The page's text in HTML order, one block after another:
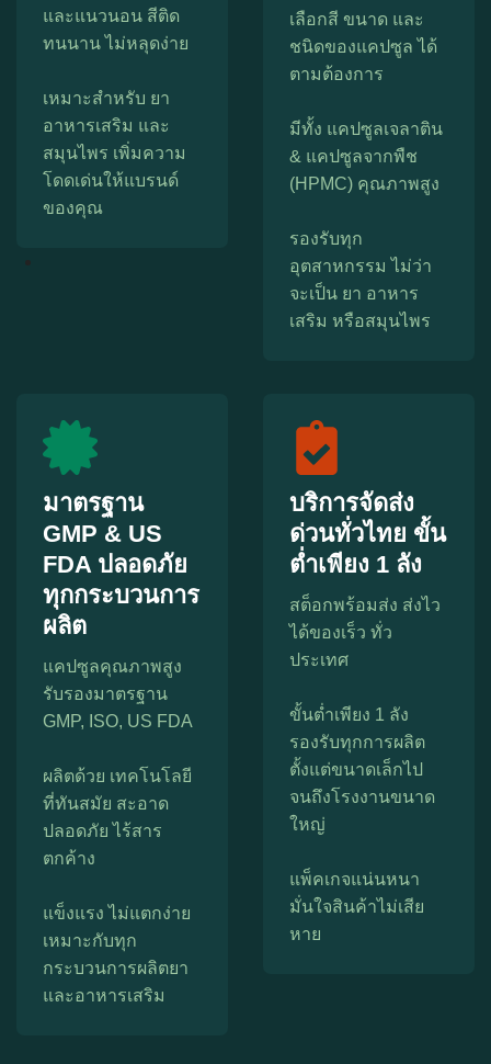
และแนวนอน สีติด
ทนนาน ไม่หลุดง่าย
เหมาะสำหรับ ยา
อาหารเสริม และ
สมุนไพร เพิ่มความ
โดดเด่นให้แบรนด์
ของคุณ
เลือกสี ขนาด และ
ชนิดของแคปซูล ได้
ตามต้องการ
มีทั้ง แคปซูลเจลาติน
& แคปซูลจากพืช
(HPMC) คุณภาพสูง
รองรับทุก
อุตสาหกรรม ไม่ว่า
จะเป็น ยา อาหาร
เสริม หรือสมุนไพร
มาตรฐาน
GMP & US
FDA ปลอดภัย
ทุกกระบวนการ
ผลิต
แคปซูลคุณภาพสูง
รับรองมาตรฐาน
GMP, ISO, US FDA
ผลิตด้วย เทคโนโลยี
ที่ทันสมัย สะอาด
ปลอดภัย ไร้สาร
ตกค้าง
แข็งแรง ไม่แตกง่าย
เหมาะกับทุก
กระบวนการผลิตยา
และอาหารเสริม
บริการจัดส่ง
ด่วนทั่วไทย ขั้น
ต่ำเพียง 1 ลัง
สต็อกพร้อมส่ง ส่งไว
ได้ของเร็ว ทั่ว
ประเทศ
ขั้นต่ำเพียง 1 ลัง
รองรับทุกการผลิต
ตั้งแต่ขนาดเล็กไป
จนถึงโรงงานขนาด
ใหญ่
แพ็คเกจแน่นหนา
มั่นใจสินค้าไม่เสีย
หาย